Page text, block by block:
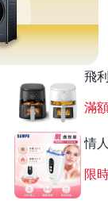
飛
滿
情
限